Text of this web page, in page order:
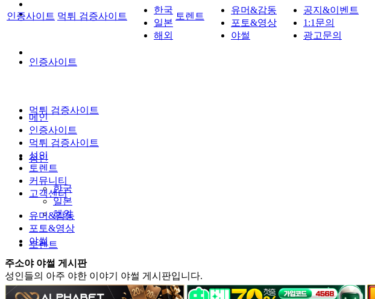
인증사이트
먹튀 검증사이트
성인
한국
일본
해외
토렌트
커뮤니티
인증사이트 먹튀 검증사이트
한국
일본
해외
토렌트
유머&감동
포토&영상
야썰
공지&이벤트
1:1문의
광고문의
메인
인증사이트
먹튀 검증사이트
성인
토렌트
커뮤니티
고객센터
유머&감동
포토&영상
야썰
주소야 야썰 게시판
성인들의 아주 야한 이야기 야썰 게시판입니다.